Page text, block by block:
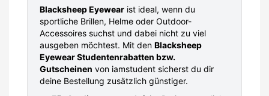
Blacksheep Eyewear ist ideal, wenn du
sportliche Brillen, Helme oder Outdoor-
Accessoires suchst und dabei nicht zu viel
ausgeben möchtest. Mit den Blacksheep
Eyewear Studentenrabatten bzw.
Gutscheinen von iamstudent sicherst du dir
deine Bestellung zusätzlich günstiger.